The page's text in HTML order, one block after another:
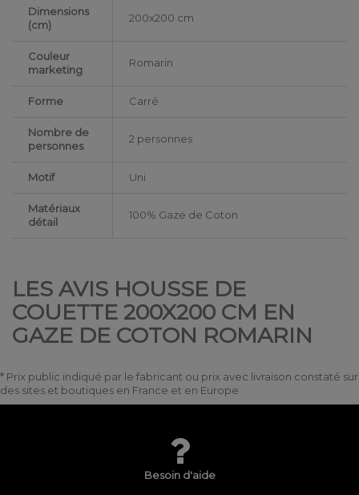
Dimensions
(cm)
200x200 cm
Couleur
marketing
Romarin
Forme Carré
Nombre de
personnes
2 personnes
Motif Uni
Matériaux
détail
100% Gaze de Coton
LES AVIS HOUSSE DE
COUETTE 200X200 CM EN
GAZE DE COTON ROMARIN
* Prix public indiqué par le fabricant ou prix avec livraison constaté sur
des sites et boutiques en France et en Europe.
Besoin d'aide